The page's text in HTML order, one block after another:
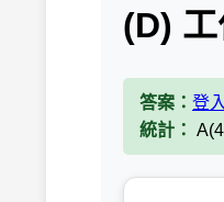
(D)
答案： 登
統計：